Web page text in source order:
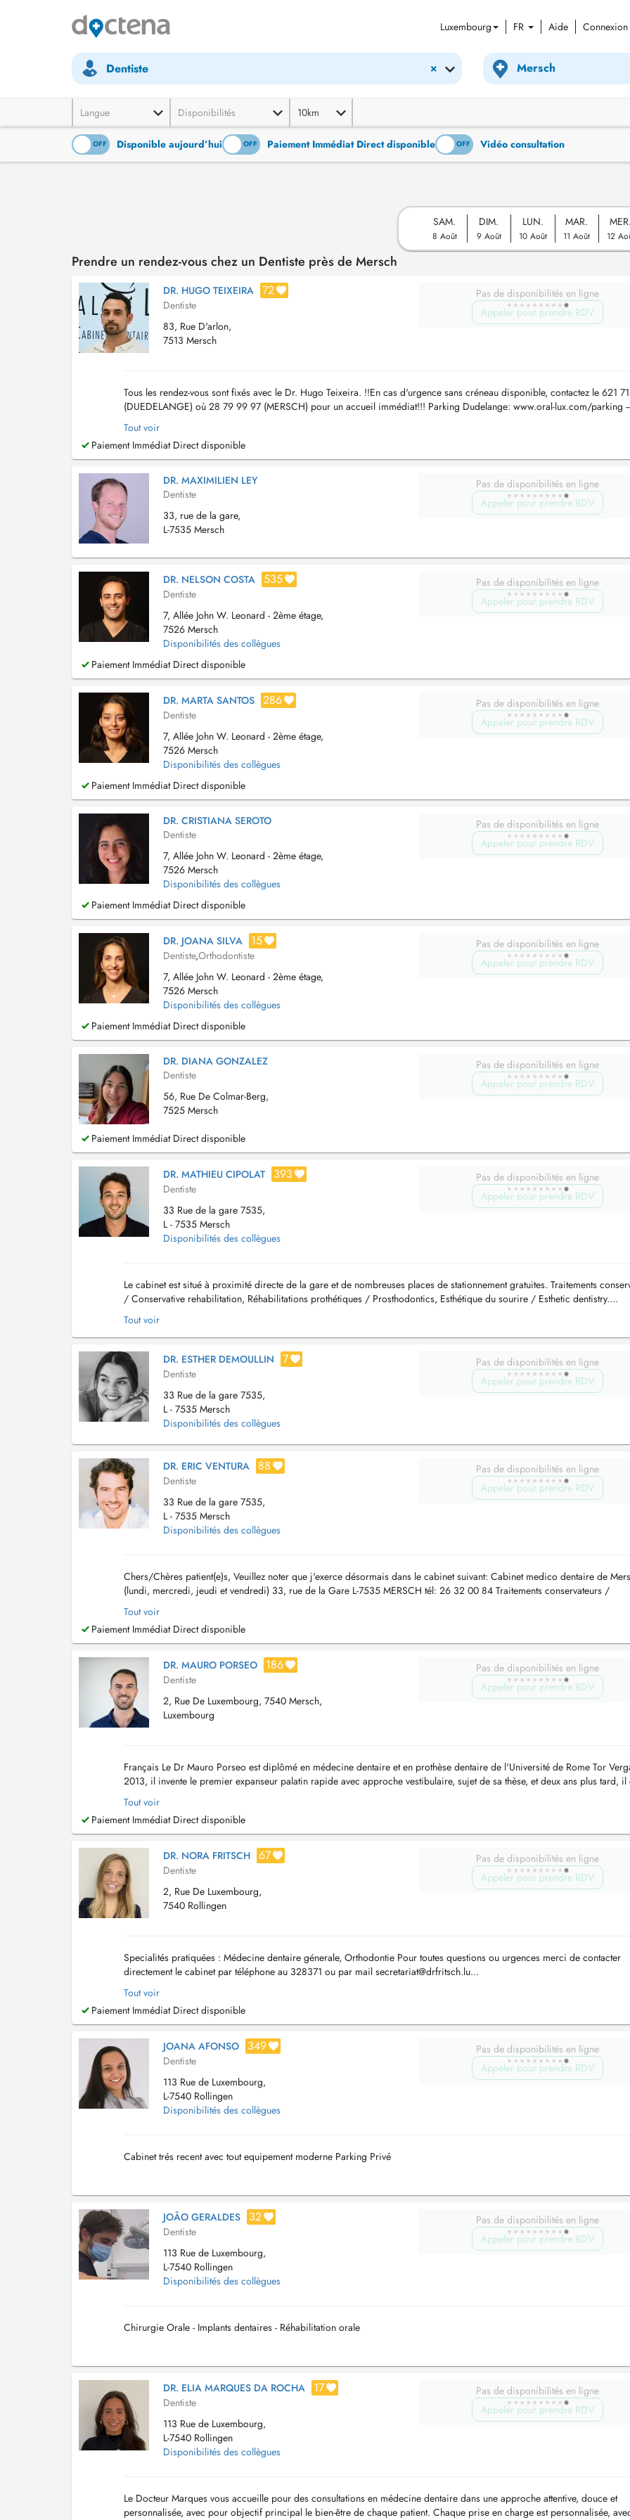
Luxembourg FR Aide Connexion
×
Dentiste
Langue Disponibilités 10km
OFF Disponible aujourd’hui
ON OFF Paiement Immédiat Direct disponible
ON OFF Vidéo consultation
SAM.
8 Août
DIM.
9 Août
LUN.
10 Août
MAR.
11 Août
MER.
12
Prendre un rendez-vous chez un Dentiste près de Mersch
DR. HUGO TEIXEIRA 72
Dentiste
83, Rue D'arlon,
7513 Mersch
Pas de disponibilités en ligne
Appeler pour prendre RDV
Tous les rendez-vous sont fixés avec le Dr. Hugo Teixeira. !!En cas d'urgence sans créneau disponible, contactez le 621
(DUEDELANGE) où 28 79 99 97 (MERSCH) pour un accueil immédiat!!! Parking Dudelange: www.oral-lux.com/parking --
Domaines d'Expertise ____________________...
Tout voir
Paiement Immédiat Direct disponible
DR. MAXIMILIEN LEY
Dentiste
33, rue de la gare,
L-7535 Mersch
Pas de disponibilités en ligne
Appeler pour prendre RDV
DR. NELSON COSTA 535
Dentiste
7, Allée John W. Leonard - 2ème étage,
7526 Mersch
Disponibilités des collègues
Pas de disponibilités en ligne
Appeler pour prendre RDV
Paiement Immédiat Direct disponible
DR. MARTA SANTOS 286
Dentiste
7, Allée John W. Leonard - 2ème étage,
7526 Mersch
Disponibilités des collègues
Pas de disponibilités en ligne
Appeler pour prendre RDV
Paiement Immédiat Direct disponible
DR. CRISTIANA SEROTO
Dentiste
7, Allée John W. Leonard - 2ème étage,
7526 Mersch
Disponibilités des collègues
Pas de disponibilités en ligne
Appeler pour prendre RDV
Paiement Immédiat Direct disponible
DR. JOANA SILVA 15
Dentiste,Orthodontiste
7, Allée John W. Leonard - 2ème étage,
7526 Mersch
Disponibilités des collègues
Pas de disponibilités en ligne
Appeler pour prendre RDV
Paiement Immédiat Direct disponible
DR. DIANA GONZALEZ
Dentiste
56, Rue De Colmar-Berg,
7525 Mersch
Pas de disponibilités en ligne
Appeler pour prendre RDV
Paiement Immédiat Direct disponible
DR. MATHIEU CIPOLAT 393
Dentiste
33 Rue de la gare 7535,
L - 7535 Mersch
Disponibilités des collègues
Pas de disponibilités en ligne
Appeler pour prendre RDV
Le cabinet est situé à proximité directe de la gare et de nombreuses places de stationnement gratuites. Traitements
/ Conservative rehabilitation, Réhabilitations prothétiques / Prosthodontics, Esthétique du sourire / Esthetic dentistry....
Tout voir
DR. ESTHER DEMOULLIN 7
Dentiste
33 Rue de la gare 7535,
L - 7535 Mersch
Disponibilités des collègues
Pas de disponibilités en ligne
Appeler pour prendre RDV
DR. ERIC VENTURA 88
Dentiste
33 Rue de la gare 7535,
L - 7535 Mersch
Disponibilités des collègues
Pas de disponibilités en ligne
Appeler pour prendre RDV
Chers/Chères patient(e)s, Veuillez noter que j'exerce désormais dans le cabinet suivant: Cabinet medico dentaire de
(lundi, mercredi, jeudi et vendredi) 33, rue de la Gare L-7535 MERSCH tél: 26 32 00 84 Traitements conservateurs /
Conservative rehabilitation, Réhabilitations prot...
Tout voir
Paiement Immédiat Direct disponible
DR. MAURO PORSEO 186
Dentiste
2, Rue De Luxembourg, 7540 Mersch,
Luxembourg
Pas de disponibilités en ligne
Appeler pour prendre RDV
Français Le Dr Mauro Porseo est diplômé en médecine dentaire et en prothèse dentaire de l'Université de Rome Tor
2013, il invente le premier expanseur palatin rapide avec approche vestibulaire, sujet de sa thèse, et deux ans plus tard, il
le brevet dont il est propriétaire....
Tout voir
Paiement Immédiat Direct disponible
DR. NORA FRITSCH 67
Dentiste
2, Rue De Luxembourg,
7540 Rollingen
Pas de disponibilités en ligne
Appeler pour prendre RDV
Specialités pratiquées : Médecine dentaire génerale, Orthodontie Pour toutes questions ou urgences merci de contacter
directement le cabinet par téléphone au 328371 ou par mail secretariat@drfritsch.lu...
Tout voir
Paiement Immédiat Direct disponible
JOANA AFONSO 349
Dentiste
113 Rue de Luxembourg,
L-7540 Rollingen
Disponibilités des collègues
Pas de disponibilités en ligne
Appeler pour prendre RDV
Cabinet trés recent avec tout equipement moderne Parking Privé
JOÃO GERALDES 32
Dentiste
113 Rue de Luxembourg,
L-7540 Rollingen
Disponibilités des collègues
Pas de disponibilités en ligne
Appeler pour prendre RDV
Chirurgie Orale - Implants dentaires - Réhabilitation orale
DR. ELIA MARQUES DA ROCHA 17
Dentiste
113 Rue de Luxembourg,
L-7540 Rollingen
Disponibilités des collègues
Pas de disponibilités en ligne
Appeler pour prendre RDV
Le Docteur Marques vous accueille pour des consultations en médecine dentaire dans une approche attentive, douce et
personnalisée, avec pour objectif principal le bien-être de chaque patient. Chaque prise en charge est personnalisée,